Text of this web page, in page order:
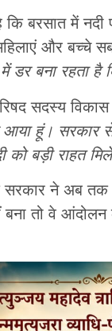
कि बरसात में
और बच्चे
डर बना रहता है
सदस्य
आया हूं। सरकार
को बड़ी राहत
सरकार ने अब
तो वे आंदोलन